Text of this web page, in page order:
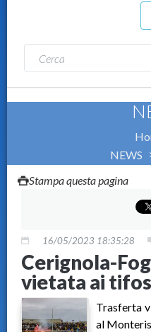
NEWS
Stampa questa pagina
16/05/2023 18:35:28
Cerignola-
vietata ai
Trasferta
al